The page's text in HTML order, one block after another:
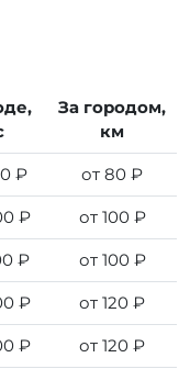
За городом,
км
₽ от 80 ₽
₽ от 100 ₽
₽ от 100 ₽
₽ от 120 ₽
₽ от 120 ₽